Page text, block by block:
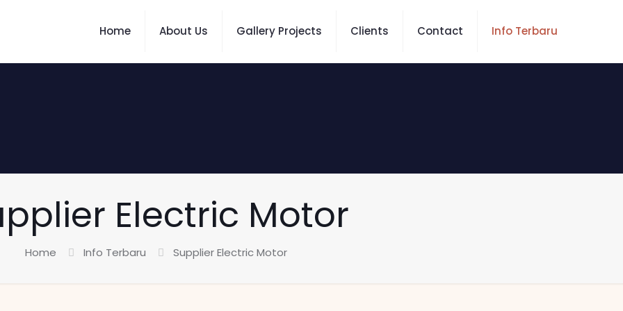
Home About Us Gallery Projects Clients Contact Info Terbaru
Electric Motor
Home Info Terbaru Supplier Electric Motor